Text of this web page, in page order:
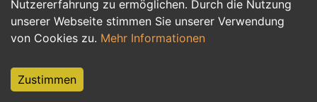
Nutzererfahrung zu ermöglichen. Durch die Nutzung
unserer Webseite stimmen Sie unserer Verwendung
von Cookies zu. Mehr Informationen
Zustimmen
Einkauf, Logistik, Materialwirtschaft
Weiterbildung, Studium, duale Ausbildung
Tourismus